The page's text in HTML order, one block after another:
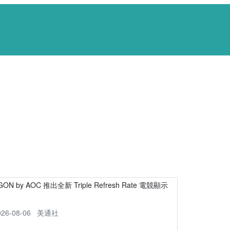
by AOC 推出全新 Triple Refresh Rate 電競顯示
08-06
美通社